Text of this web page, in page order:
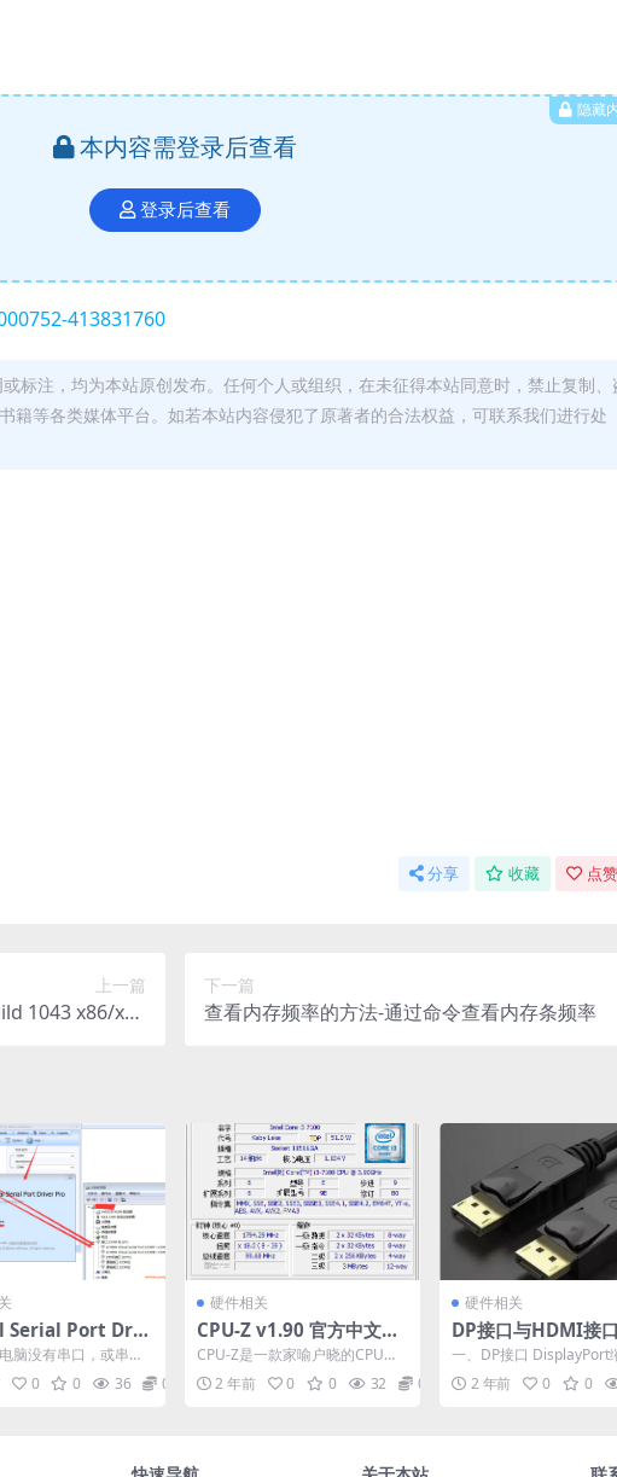
隐藏
本内容需登录后查看
登录后查看
413831760
标注，均为本站原创发布。任何个人或组织，在未征得本站同意时，禁止复制、
籍等各类媒体平台。如若本站内容侵犯了原著者的合法权益，可联系我们进行处
分享 收藏 点
上一篇
1043 x86/x64
下一篇
查看内存频率的方法-通过命令查看内存条频率
Serial Port Driv
虚拟串口软件
脑没有串口，或串口
以使用这个工具来添
口号。 Vir...
0 0 36 0
硬件相关
CPU-Z v1.90 官方中文版-
硬件检测工具
CPU-Z是一款家喻户晓的CPU检
测软件，是检测CPU使用程度最
高的一款软件，除...
2 年前 0 0 32 0
硬件相关
DP接口与HDMI接
什么优势？哪个更
一、DP接口 DisplayPort
P，与目前主流的HDMI
于数字...
2 年前 0 0